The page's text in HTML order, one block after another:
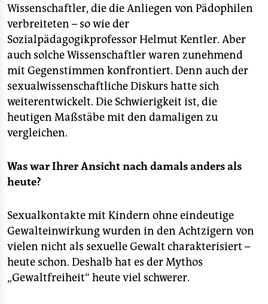
Wissenschaftler, die die Anliegen von Pädophilen
verbreiteten – so wie der
Sozialpädagogikprofessor Helmut Kentler. Aber
auch solche Wissenschaftler waren zunehmend
mit Gegenstimmen konfrontiert. Denn auch der
sexualwissenschaftliche Diskurs hatte sich
weiterentwickelt. Die Schwierigkeit ist, die
heutigen Maßstäbe mit den damaligen zu
vergleichen.
Was war Ihrer Ansicht nach damals anders als
heute?
Sexualkontakte mit Kindern ohne eindeutige
Gewalteinwirkung wurden in den Achtzigern von
vielen nicht als sexuelle Gewalt charakterisiert –
heute schon. Deshalb hat es der Mythos
„Gewaltfreiheit“ heute viel schwerer.